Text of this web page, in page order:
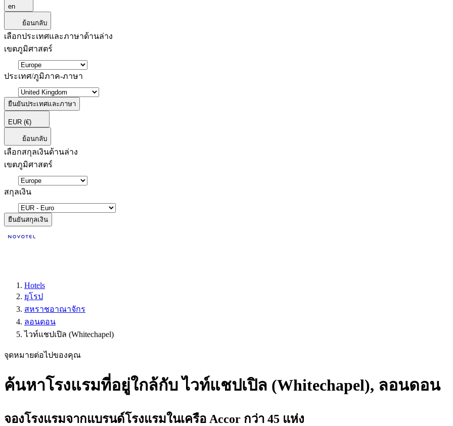
en
ย้อนกลับ
เลือกประเทศและภาษาด้านล่าง
เขตภูมิศาสตร์
ประเทศ/ภูมิภาค-ภาษา
ยืนยันประเทศและภาษา
EUR (€)
ย้อนกลับ
เลือกสกุลเงินด้านล่าง
เขตภูมิศาสตร์
สกุลเงิน
ยืนยันสกุลเงิน
Hotels
ยุโรป
สหราชอาณาจักร
ลอนดอน
ไวท์แชปเปิล (Whitechapel)
จุดหมายต่อไปของคุณ
ค้นหาโรงแรมที่อยู่ใกล้กับ ไวท์แชปเปิล (Whitechapel), ลอนดอน
จองโรงแรมจากแบรนด์โรงแรมในเครือ Accor กว่า 45 แห่ง